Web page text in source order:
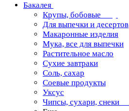
Бакалея
Крупы, бобовые
Для выпечки и десертов
Макаронные изделия
Мука, все для выпечки
Растительное масло
Сухие завтраки
Соль, сахар
Соевые продукты
Уксус
Чипсы, сухари, снеки